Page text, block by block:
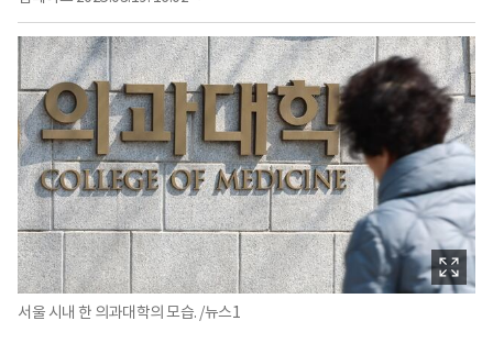
서울 시내 한 의과대학의 모습. /뉴스1